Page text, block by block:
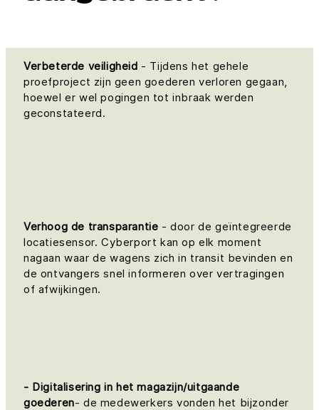
Verbeterde veiligheid - Tijdens het gehele
proefproject zijn geen goederen verloren gegaan,
hoewel er wel pogingen tot inbraak werden
geconstateerd.
Verhoog de transparantie - door de geïntegreerde
locatiesensor. Cyberport kan op elk moment
nagaan waar de wagens zich in transit bevinden en
de ontvangers snel informeren over vertragingen
of afwijkingen.
- Digitalisering in het magazijn/uitgaande
goederen- de medewerkers vonden het bijzonder